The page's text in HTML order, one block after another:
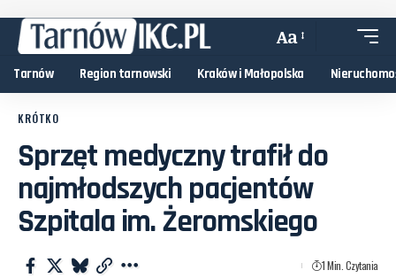
Aa
Tarnów Region tarnowski Kraków i Małopolska
KRÓTKO
Sprzęt medyczny trafił do
najmłodszych pacjentów
Szpitala im. Żeromskiego
1 Min. Czytania